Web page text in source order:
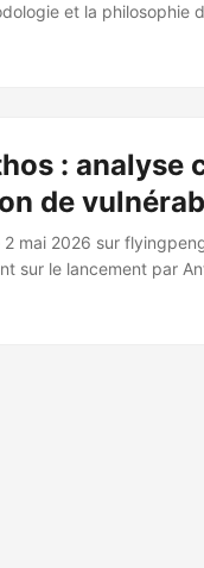
et la philosophie
: l’analyse de malware
: analyse
de
mai 2026 sur
sur le lancement par
2026. 🔍 Affirmations